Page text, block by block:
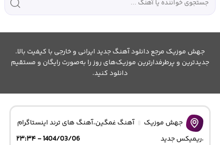
جهش موزیک مرجع دانلود آهنگ جدید ایرانی و خارجی با کیفیت بالا.
جدیدترین و پرطرفدارترین موزیک‌های روز را به‌صورت رایگان و مستقیم
دانلود کنید.
جهش موزیک آهنگ غمگین،آهنگ های ترند اینستاگرام
،ریمیکس جدید 1404/03/06 - ۲۳:۳۴